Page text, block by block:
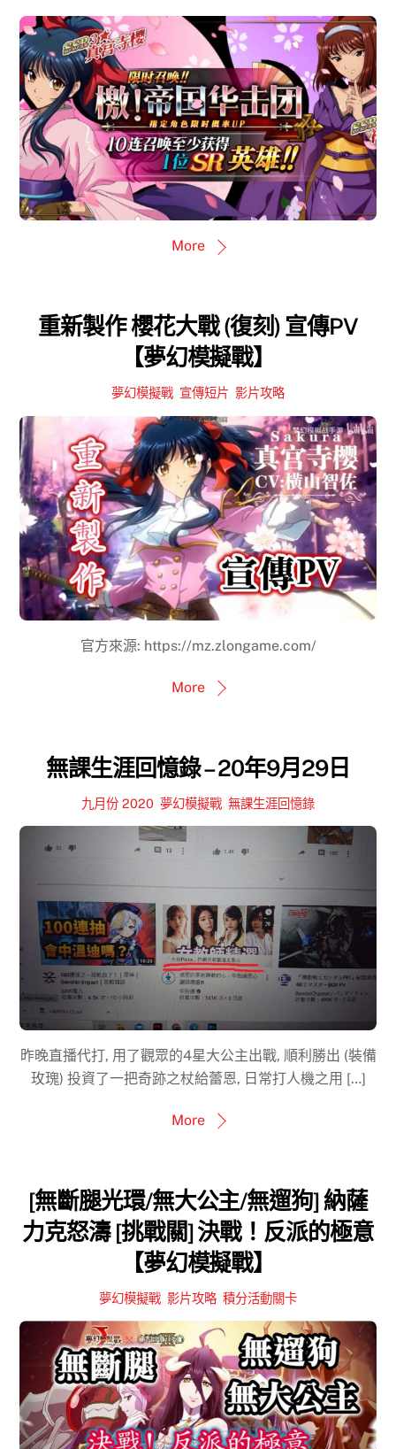
More
重新製作 櫻花大戰 (復刻) 宣傳PV
【夢幻模擬戰】
夢幻模擬戰 宣傳短片 影片攻略
官方來源: https://mz.zlongame.com/
More
無課生涯回憶錄 – 20年9月29日
九月份 2020 夢幻模擬戰 無課生涯回憶錄
昨晚直播代打, 用了觀眾的4星大公主出戰, 順利勝出 (裝備
玫瑰) 投資了一把奇跡之杖給蕾恩, 日常打人機之用 […]
More
[無斷腿光環/無大公主/無遛狗] 納薩
力克怒濤 [挑戰關] 決戰！反派的極意
【夢幻模擬戰】
夢幻模擬戰 影片攻略 積分活動關卡